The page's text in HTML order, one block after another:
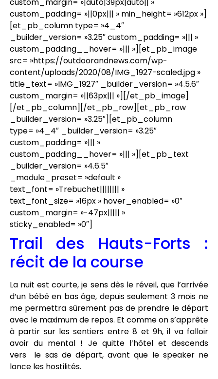
custom_padding= »||0px||| » min_height= »612px »]
[et_pb_column type= »4_4″
_builder_version= »3.25″ custom_padding= »||| »
custom_padding__hover= »||| »][et_pb_image
src= »https://outdoorandnews.com/wp-
content/uploads/2020/08/IMG_1927-scaled.jpg »
title_text= »IMG_1927″ _builder_version= »4.5.6″
custom_margin= »||63px||| »][/et_pb_image]
[/et_pb_column][/et_pb_row][et_pb_row
_builder_version= »3.25″][et_pb_column
type= »4_4″ _builder_version= »3.25″
custom_padding= »||| »
custom_padding__hover= »||| »][et_pb_text
_builder_version= »4.6.5″
_module_preset= »default »
text_font= »Trebuchet|||||||| »
text_font_size= »16px » hover_enabled= »0″
custom_margin= »-47px||||| »
sticky_enabled= »0″]
Trail des Hauts-Forts :
récit de la course
La nuit est courte, je sens dès le réveil, que l’arrivée
d’un bébé en bas âge, depuis seulement 3 mois ne
me permettra sûrement pas de prendre le départ
avec le maximum de repos. Et comme on s’apprête
à partir sur les sentiers entre 8 et 9h, il va falloir
avoir du mental ! Je quitte l’hôtel et descends
vers le sas de départ, avant que le speaker ne
lance les hostilités.